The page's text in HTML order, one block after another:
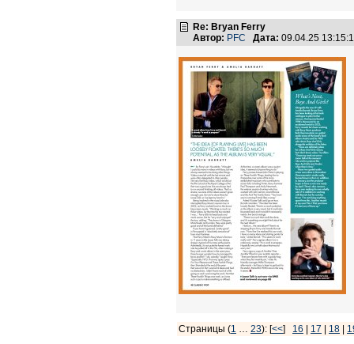
Re: Bryan Ferry
Автор: PFC Дата: 09.04.25
Страницы (1 … 23): [<<] 16 17 18